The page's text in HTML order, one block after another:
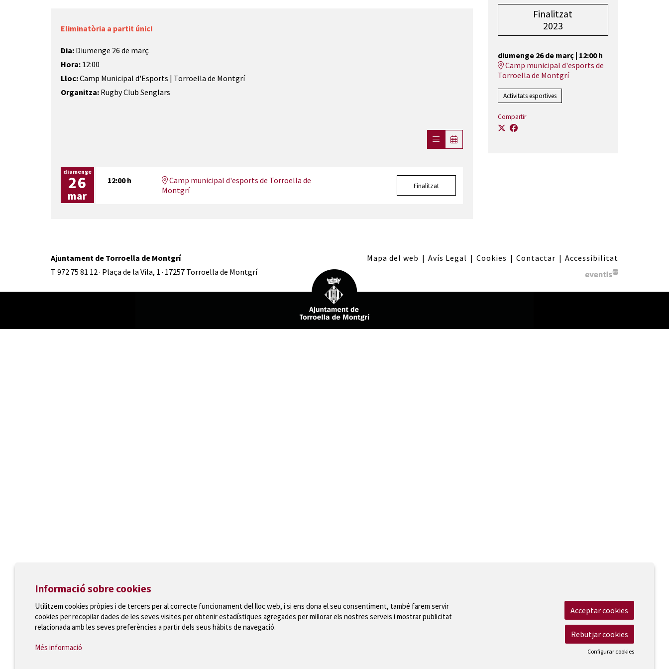
Eliminatòria a partit únic!
Dia: Diumenge 26 de març
Hora: 12:00
Lloc:Camp Municipal d'Esports | Torroella de Montgrí
Organitza: Rugby Club Senglars
diumenge
26
mar
12:00 h
Camp municipal d'esports de Torroella de
Montgrí
Finalitzat
Finalitzat
2023
diumenge 26 de març | 12:00 h
Camp municipal d'esports de
Torroella de Montgrí
Activitats esportives
Compartir
Ajuntament de Torroella de Montgrí
T 972 75 81 12 · Plaça de la Vila, 1 · 17257 Torroella de Montgrí
Mapa del web | Avís Legal | Cookies | Contactar | Accessibilitat
Informació sobre cookies
Utilitzem cookies pròpies i de tercers per al correcte funcionament del lloc web, i si ens dona el seu consentiment, també farem servir
cookies per recopilar dades de les seves visites per obtenir estadístiques agregades per millorar els nostres serveis i mostrar publicitat
relacionada amb les seves preferències a partir dels seus hàbits de navegació.
Més informació
Acceptar cookies
Rebutjar cookies
Configurar cookies